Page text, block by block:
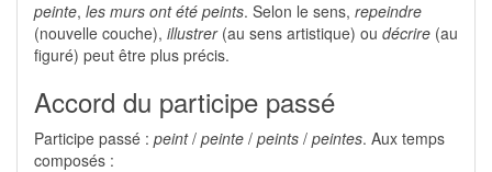
peinte, les murs ont été peints. Selon le sens, repeindre
(nouvelle couche), illustrer(au sens artistique) ou décrire (au
figuré) peut être plus précis.
Accord du participe passé
Participe passé : peint/ peinte / peints / peintes. Aux temps
composés :